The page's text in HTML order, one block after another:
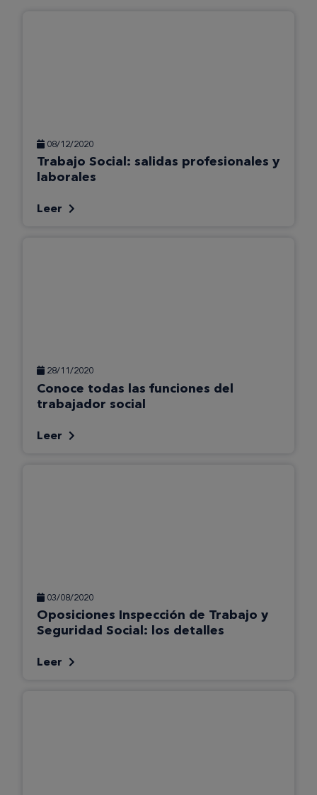
08/12/2020
Trabajo Social: salidas profesionales y
laborales
Leer
28/11/2020
Conoce todas las funciones del
trabajador social
Leer
03/08/2020
Oposiciones Inspección de Trabajo y
Seguridad Social: los detalles
Leer